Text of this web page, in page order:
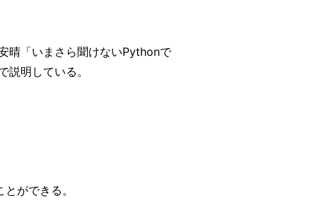
「いまさら聞けないPythonで
明している。
ができる。